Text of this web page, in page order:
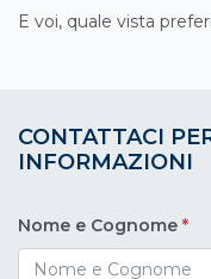
E voi, quale vista
CONTATTACI
INFORMAZIONI
Nome e Cognome *